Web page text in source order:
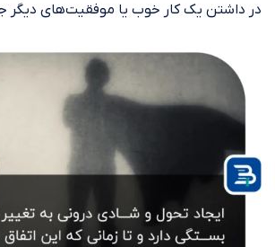
در داشتن یک کار خوب یا موفقیت‌های